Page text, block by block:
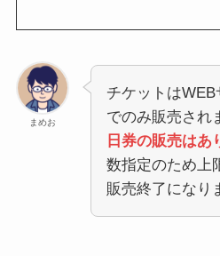
まめお
チケットは
でのみ販売され
日券の販売はあ
数指定のため上
販売終了になり